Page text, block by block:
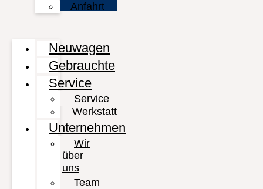
Anfahrt
Neuwagen
Gebrauchte
Service
Service
Werkstatt
Unternehmen
Wir
über
uns
Team